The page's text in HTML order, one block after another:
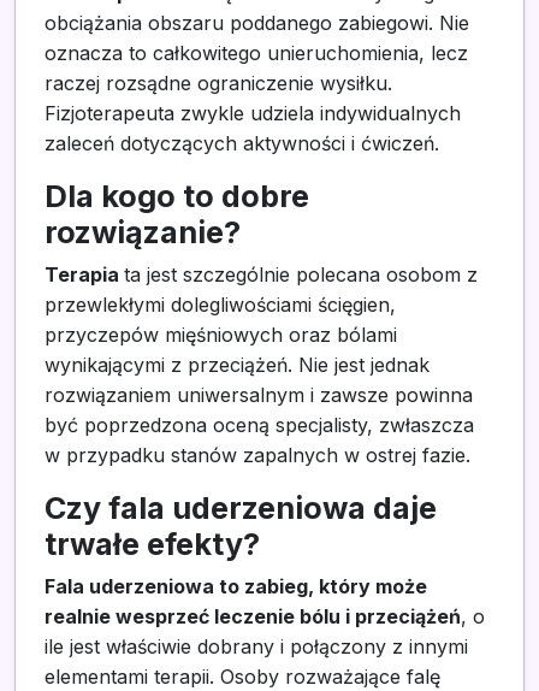
obciążania obszaru poddanego zabiegowi. Nie
oznacza to całkowitego unieruchomienia, lecz
raczej rozsądne ograniczenie wysiłku.
Fizjoterapeuta zwykle udziela indywidualnych
zaleceń dotyczących aktywności i ćwiczeń.
Dla kogo to dobre
rozwiązanie?
Terapia ta jest szczególnie polecana osobom z
przewlekłymi dolegliwościami ścięgien,
przyczepów mięśniowych oraz bólami
wynikającymi z przeciążeń. Nie jest jednak
rozwiązaniem uniwersalnym i zawsze powinna
być poprzedzona oceną specjalisty, zwłaszcza
w przypadku stanów zapalnych w ostrej fazie.
Czy fala uderzeniowa daje
trwałe efekty?
Fala uderzeniowa to zabieg, który może
realnie wesprzeć leczenie bólu i przeciążeń, o
ile jest właściwie dobrany i połączony z innymi
elementami terapii. Osoby rozważające falę